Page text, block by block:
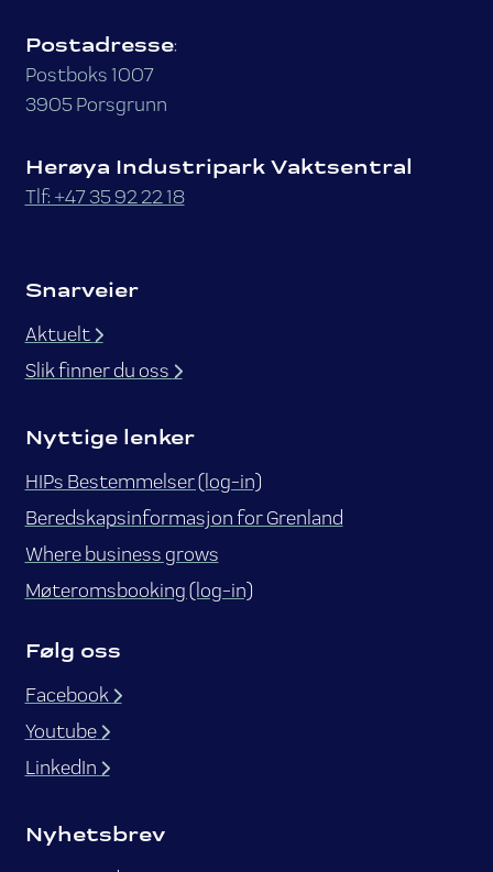
Postadresse:
Postboks 1007
3905 Porsgrunn
Herøya Industripark Vaktsentral
Tlf: +47 35 92 22 18
Snarveier
Aktuelt
Slik finner du oss
Nyttige lenker
HIPs Bestemmelser (log-in)
Beredskapsinformasjon for Grenland
Where business grows
Møteromsbooking (log-in)
Følg oss
Facebook
Youtube
LinkedIn
Nyhetsbrev